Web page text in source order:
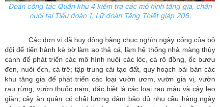
Đoàn công tác Quân khu 4 kiểm tra các mô hình tăng gia, chăn
nuôi tại Tiểu đoàn 1, Lữ đoàn Tăng Thiết giáp 206.
Các đơn vị đã huy động hàng chục nghìn ngày công của bộ
đội để tiến hành kè bờ làm ao thả cá, làm hệ thống nhà màng thủy
canh để phát triển các mô hình nuôi các lóc, cá rô đồng, ốc bươu
đen, nuôi ếch, cá trê; tập trung cải tạo đất, quy hoạch bài bản các
khu tăng gia để phát triển các loại vườn ươm, vườn gia vị, vườn
rau rừng; vườn thuốc nam, đặc biệt là các loại rau màu và cây leo
giàn; cây ăn quản có chất lượng đảm bảo đủ nhu cầu hàng ngày